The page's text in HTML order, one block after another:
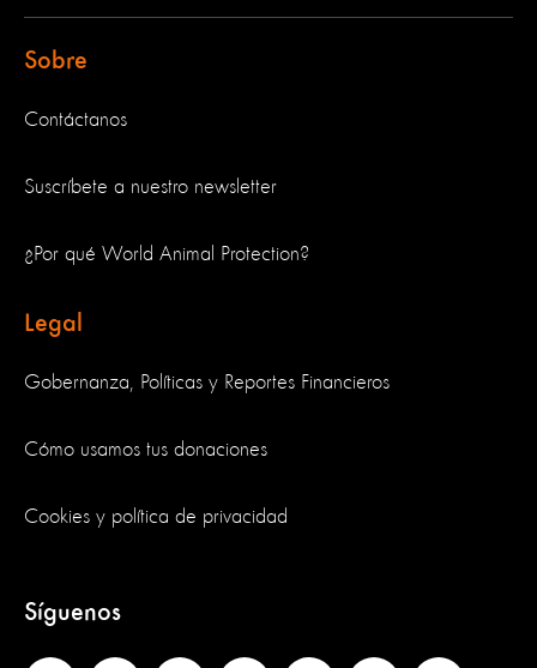
Sobre
Contáctanos
Suscríbete a nuestro newsletter
¿Por qué World Animal Protection?
Legal
Gobernanza, Políticas y Reportes Financieros
Cómo usamos tus donaciones
Cookies y política de privacidad
Síguenos